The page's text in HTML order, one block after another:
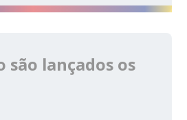
são lançados os